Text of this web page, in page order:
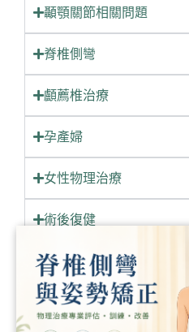
🦾 肩胛控制的關鍵
💢辦公室腰痠背痛
骨盆前傾會害你凸
這裡痛怎麼按摩都
顳顎關節相關問題
脊椎側彎
顱薦椎治療
孕產婦
女性物理治療
術後復健
物理治療知識
神經物理治療